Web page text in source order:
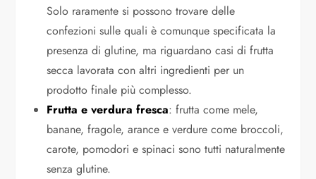
Solo raramente si possono trovare delle
confezioni sulle quali è comunque specificata la
presenza di glutine, ma riguardano casi di frutta
secca lavorata con altri ingredienti per un
prodotto finale più complesso.
Frutta e verdura fresca: frutta come mele,
banane, fragole, arance e verdure come broccoli,
carote, pomodori e spinaci sono tutti naturalmente
senza glutine.